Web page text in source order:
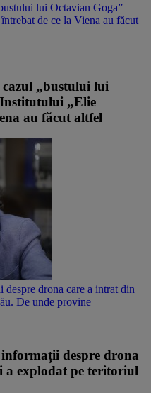
lui Octavian Goga”
de ce la Viena au făcut
„bustului lui
„Elie
au făcut altfel
drona care a intrat din
De unde provine
despre drona
a explodat pe teritoriul